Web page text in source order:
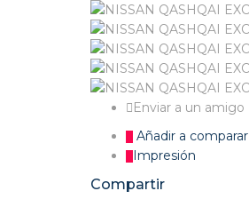
Enviar a un amigo
Añadir a comparar
Impresión
Compartir